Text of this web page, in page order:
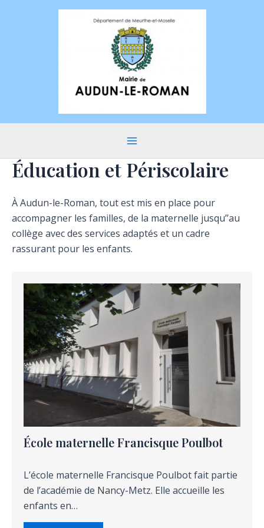
Menu
Éducation et Périscolaire
À Audun-le-Roman, tout est mis en place pour
accompagner les familles, de la maternelle jusqu’’au
collège avec des services adaptés et un cadre
rassurant pour les enfants.
École maternelle Francisque Poulbot
L’école maternelle Francisque Poulbot fait partie
de l’académie de Nancy-Metz. Elle accueille les
enfants en…